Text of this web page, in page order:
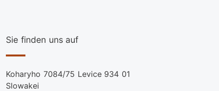
Sie finden uns auf
Koharyho 7084/75 Levice 934 01
Slowakei